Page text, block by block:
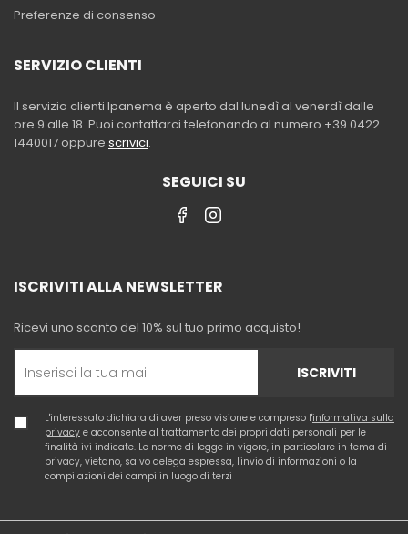
Preferenze di consenso
SERVIZIO CLIENTI
Il servizio clienti Ipanema è aperto dal lunedì al venerdì dalle
ore 9 alle 18. Puoi contattarci telefonando al numero +39 0422
1440017 oppure scrivici.
SEGUICI SU
ISCRIVITI ALLA NEWSLETTER
Ricevi uno sconto del 10% sul tuo primo acquisto!
ISCRIVITI
L'interessato dichiara di aver preso visione e compreso l'informativa sulla
privacy e acconsente al trattamento dei propri dati personali per le
finalità ivi indicate. Le norme di legge in vigore, in particolare in tema di
privacy, vietano, salvo delega espressa, l'invio di informazioni o la
compilazioni dei campi in luogo di terzi